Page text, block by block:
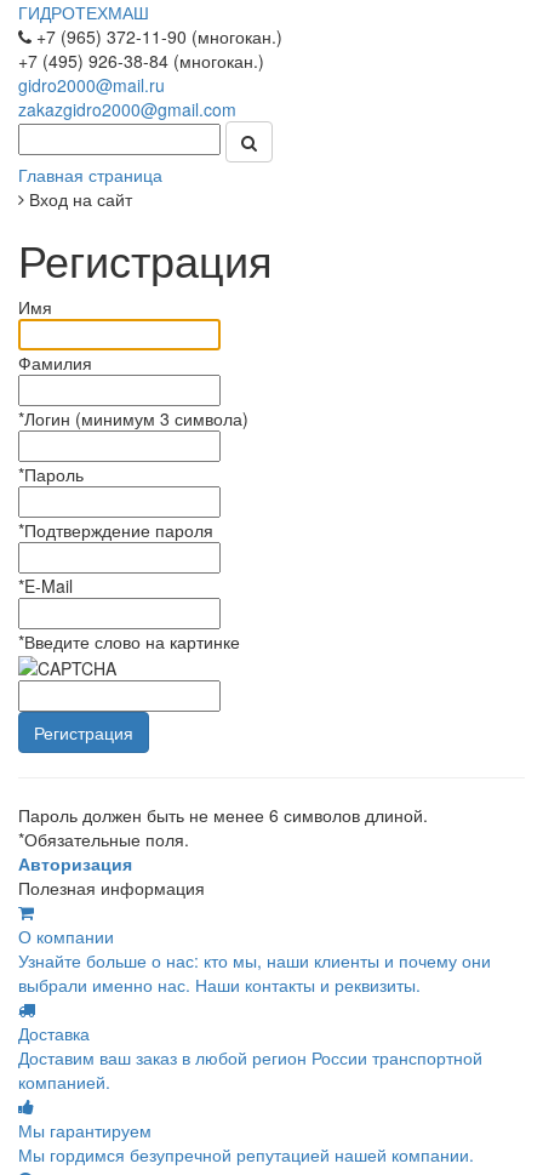
ГИДРОТЕХМАШ
+7 (965) 372-11-90 (многокан.)
+7 (495) 926-38-84 (многокан.)
gidro2000@mail.ru
zakazgidro2000@gmail.com
Главная страница
Вход на сайт
Регистрация
Имя
Фамилия
*Логин (минимум 3 символа)
*Пароль
*Подтверждение пароля
*E-Mail
*Введите слово на картинке
Пароль должен быть не менее 6 символов длиной.
*Обязательные поля.
Авторизация
Полезная информация
О компании
Узнайте больше о нас: кто мы, наши клиенты и почему они
выбрали именно нас. Наши контакты и реквизиты.
Доставка
Доставим ваш заказ в любой регион России транспортной
компанией.
Мы гарантируем
Мы гордимся безупречной репутацией нашей компании.